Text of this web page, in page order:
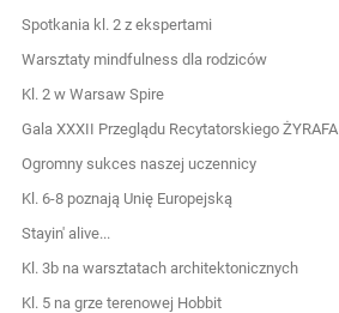
Spotkania kl. 2 z ekspertami
Warsztaty mindfulness dla rodziców
Kl. 2 w Warsaw Spire
Gala XXXII Przeglądu Recytatorskiego ŻYRAFA
Ogromny sukces naszej uczennicy
Kl. 6-8 poznają Unię Europejską
Stayin' alive...
Kl. 3b na warsztatach architektonicznych
Kl. 5 na grze terenowej Hobbit